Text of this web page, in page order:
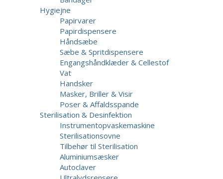
Hygiejne
Papirvarer
Papirdispensere
Håndsæbe
Sæbe & Spritdispensere
Engangshåndklæder & Cellestof
Vat
Handsker
Masker, Briller & Visir
Poser & Affaldsspande
Sterilisation & Desinfektion
Instrumentopvaskemaskine
Sterilisationsovne
Tilbehør til Sterilisation
Aluminiumsæsker
Autoclaver